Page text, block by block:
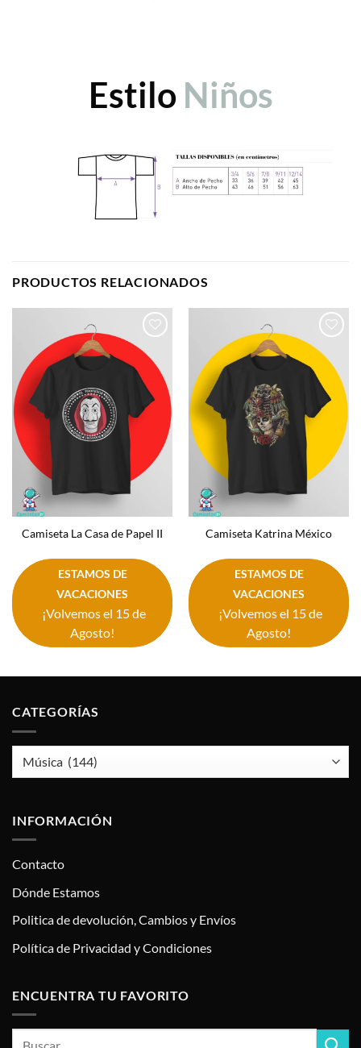
Estilo Niños
PRODUCTOS RELACIONADOS
Añadir
a la
lista de
deseos
Camiseta La Casa de Papel II
ESTAMOS DE
VACACIONES
¡Volvemos el 15 de
Agosto!
Añadir
a la
lista de
deseos
Camiseta Katrina México
ESTAMOS DE
VACACIONES
¡Volvemos el 15 de
Agosto!
CATEGORÍAS
INFORMACIÓN
Contacto
Dónde Estamos
Politica de devolución, Cambios y Envíos
Política de Privacidad y Condiciones
ENCUENTRA TU FAVORITO